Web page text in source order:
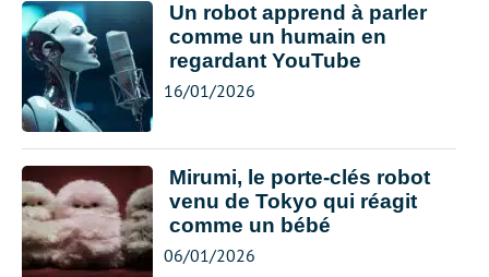
Un robot apprend à parler
comme un humain en
regardant YouTube
16/01/2026
Mirumi, le porte-clés robot
venu de Tokyo qui réagit
comme un bébé
06/01/2026